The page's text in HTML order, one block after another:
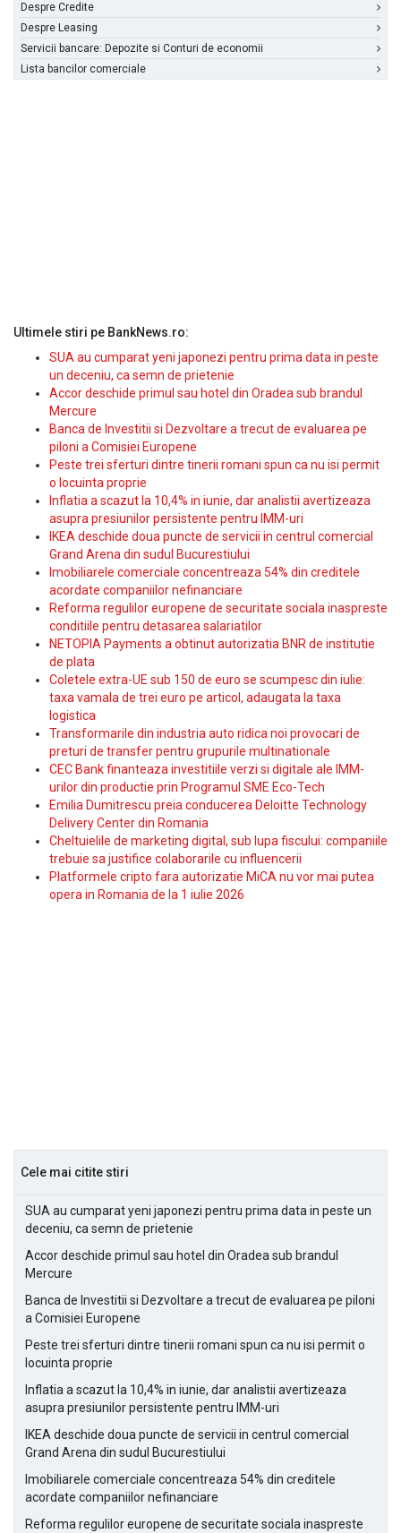
Despre Credite
Despre Leasing
Servicii bancare: Depozite si Conturi de economii
Lista bancilor comerciale
Ultimele stiri pe BankNews.ro:
SUA au cumparat yeni japonezi pentru prima data in peste
un deceniu, ca semn de prietenie
Accor deschide primul sau hotel din Oradea sub brandul
Mercure
Banca de Investitii si Dezvoltare a trecut de evaluarea pe
piloni a Comisiei Europene
Peste trei sferturi dintre tinerii romani spun ca nu isi permit
o locuinta proprie
Inflatia a scazut la 10,4% in iunie, dar analistii avertizeaza
asupra presiunilor persistente pentru IMM-uri
IKEA deschide doua puncte de servicii in centrul comercial
Grand Arena din sudul Bucurestiului
Imobiliarele comerciale concentreaza 54% din creditele
acordate companiilor nefinanciare
Reforma regulilor europene de securitate sociala inaspreste
conditiile pentru detasarea salariatilor
NETOPIA Payments a obtinut autorizatia BNR de institutie
de plata
Coletele extra-UE sub 150 de euro se scumpesc din iulie:
taxa vamala de trei euro pe articol, adaugata la taxa
logistica
Transformarile din industria auto ridica noi provocari de
preturi de transfer pentru grupurile multinationale
CEC Bank finanteaza investitiile verzi si digitale ale IMM-
urilor din productie prin Programul SME Eco-Tech
Emilia Dumitrescu preia conducerea Deloitte Technology
Delivery Center din Romania
Cheltuielile de marketing digital, sub lupa fiscului: companiile
trebuie sa justifice colaborarile cu influencerii
Platformele cripto fara autorizatie MiCA nu vor mai putea
opera in Romania de la 1 iulie 2026
Cele mai citite stiri
SUA au cumparat yeni japonezi pentru prima data in peste un
deceniu, ca semn de prietenie
Accor deschide primul sau hotel din Oradea sub brandul
Mercure
Banca de Investitii si Dezvoltare a trecut de evaluarea pe piloni
a Comisiei Europene
Peste trei sferturi dintre tinerii romani spun ca nu isi permit o
locuinta proprie
Inflatia a scazut la 10,4% in iunie, dar analistii avertizeaza
asupra presiunilor persistente pentru IMM-uri
IKEA deschide doua puncte de servicii in centrul comercial
Grand Arena din sudul Bucurestiului
Imobiliarele comerciale concentreaza 54% din creditele
acordate companiilor nefinanciare
Reforma regulilor europene de securitate sociala inaspreste